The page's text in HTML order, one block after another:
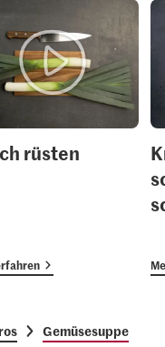
rüsten
Gemüsesuppe